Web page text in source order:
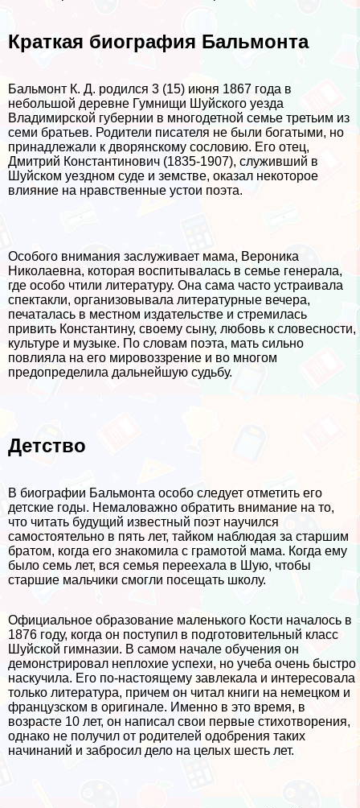
Краткая биография Бальмонта
Бальмонт К. Д. родился 3 (15) июня 1867 года в
небольшой деревне Гумнищи Шуйского уезда
Владимирской губернии в многодетной семье третьим из
семи братьев. Родители писателя не были богатыми, но
принадлежали к дворянскому сословию. Его отец,
Дмитрий Константинович (1835-1907), служивший в
Шуйском уездном суде и земстве, оказал некоторое
влияние на нравственные устои поэта.
Особого внимания заслуживает мама, Вероника
Николаевна, которая воспитывалась в семье генерала,
где особо чтили литературу. Она сама часто устраивала
спектакли, организовывала литературные вечера,
печаталась в местном издательстве и стремилась
привить Константину, своему сыну, любовь к словесности,
культуре и музыке. По словам поэта, мать сильно
повлияла на его мировоззрение и во многом
предопределила дальнейшую судьбу.
Детство
В биографии Бальмонта особо следует отметить его
детские годы. Немаловажно обратить внимание на то,
что читать будущий известный поэт научился
самостоятельно в пять лет, тайком наблюдая за старшим
братом, когда его знакомила с грамотой мама. Когда ему
было семь лет, вся семья переехала в Шую, чтобы
старшие мальчики смогли посещать школу.
Официальное образование маленького Кости началось в
1876 году, когда он поступил в подготовительный класс
Шуйской гимназии. В самом начале обучения он
демонстрировал неплохие успехи, но учеба очень быстро
наскучила. Его по-настоящему завлекала и интересовала
только литература, причем он читал книги на немецком и
французском в оригинале. Именно в это время, в
возрасте 10 лет, он написал свои первые стихотворения,
однако не получил от родителей одобрения таких
начинаний и забросил дело на целых шесть лет.